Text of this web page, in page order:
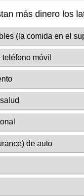
más dinero los
(la comida en el
móvil
de auto